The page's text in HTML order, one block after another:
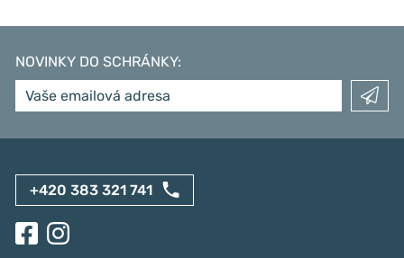
NOVINKY DO SCHRÁNKY:
+420 383 321 741